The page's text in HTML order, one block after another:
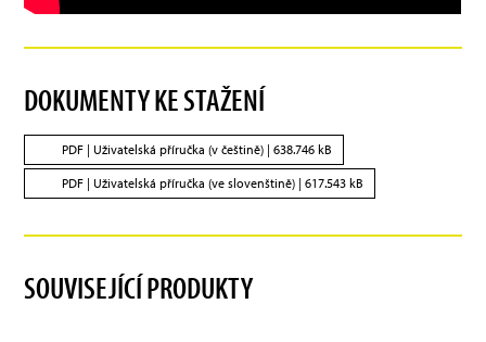
DOKUMENTY KE STAŽENÍ
PDF |Uživatelská příručka (v češtině) | 638.746 kB
PDF |Uživatelská příručka (ve slovenštině) | 617.543 kB
SOUVISEJÍCÍ PRODUKTY